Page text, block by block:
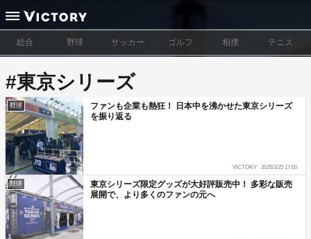
総合 野球 サッカー ゴルフ 相撲 テニス
#東京シリーズ
野球
ファンも企業も熱狂！ 日本中を沸かせた東京シリーズ
を振り返る
VICTORY 2025/3/25 17:00
野球
東京シリーズ限定グッズが大好評販売中！ 多彩な販売
展開で、より多くのファンの元へ